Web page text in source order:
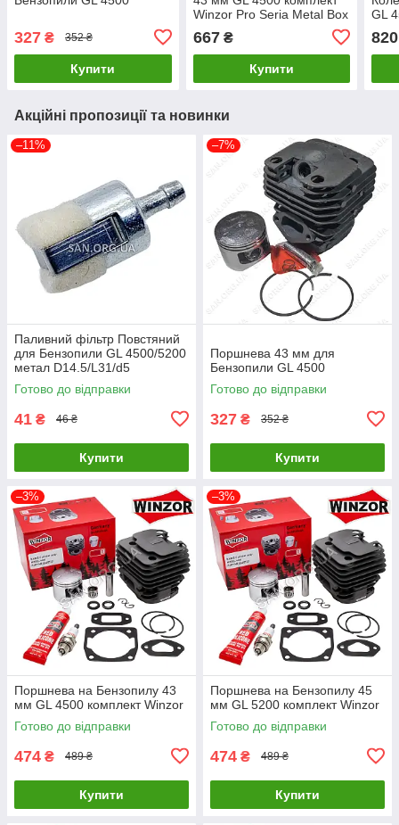
327 ₴ 352 ₴
Купити
Winzor Pro Seria Metal Box
667₴
Купити
GL
820
Акційні пропозиції та новинки
–11%
Паливний фільтр Повстяний
для Бензопили GL 4500/5200
метал D14.5/L31/d5
Готово до відправки
41 ₴ 46 ₴
Купити
–7%
Поршнева 43 мм для
Бензопили GL 4500
Готово до відправки
327 ₴ 352 ₴
Купити
–3%
Поршнева на Бензопилу 43
мм GL 4500 комплект Winzor
Готово до відправки
474 ₴ 489 ₴
Купити
–3%
Поршнева на Бензопилу 45
мм GL 5200 комплект Winzor
Готово до відправки
474 ₴ 489 ₴
Купити